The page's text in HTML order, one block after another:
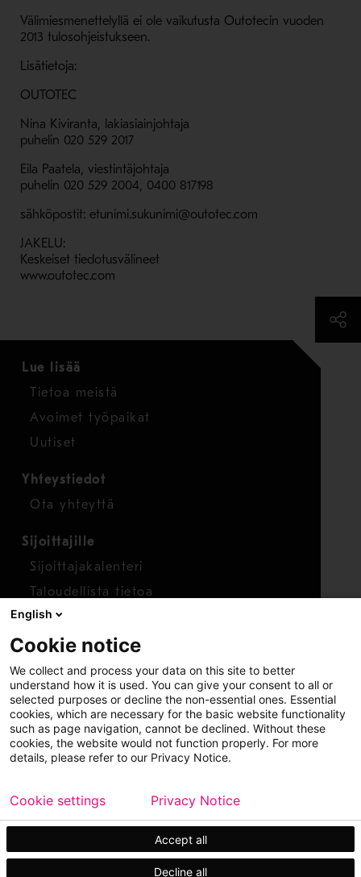
Välimiesmenettelyllä ei ole vaikutusta Outotecin vuoden
2013 tulosohjeistukseen.
Lisätietoja:
OUTOTEC
Nina Kiviranta, lakiasiainjohtaja
puhelin 020 529 2017
Eila Paatela, viestintäjohtaja
puhelin 020 529 2004, 0400 817198
sähköpostit: etunimi.sukunimi@outotec.com
JAKELU:
Keskeiset tiedotusvälineet
www.outotec.com
Lue lisää
Tietoa meistä
Avoimet työpaikat
Uutiset
Yhteystiedot
Ota yhteyttä
Sijoittajille
Sijoittajakalenteri
Taloudellista tietoa
Osakkeet
Raportoi huolenaihe
Whistleblower-työkalu
Copyright © 2026 Metso
Sivukartta
Käyttöehdot
Tietosuoja Tavaramerkit
English
Cookie notice
We collect and process your data on this site to better
understand how it is used. You can give your consent to all or
selected purposes or decline the non-essential ones. Essential
cookies, which are necessary for the basic website functionality
such as page navigation, cannot be declined. Without these
cookies, the website would not function properly. For more
details, please refer to our Privacy Notice.
Accept all
Decline all
Cookie settings Privacy Notice